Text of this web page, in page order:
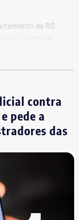
de R$
mil. Também
aplicações e
contra
pede a
das